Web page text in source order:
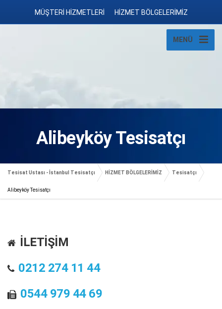
MÜŞTERİ HİZMETLERİ HİZMET BÖLGELERİMİZ
MENÜ
Alibeyköy Tesisatçı
Tesisat Ustası - İstanbul Tesisatçı HİZMET BÖLGELERİMİZ Tesisatçı
Alibeyköy Tesisatçı
İLETİŞİM
0212 274 11 44
0544 979 44 69